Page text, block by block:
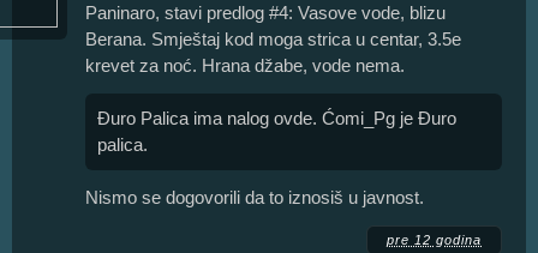
Paninaro, stavi predlog #4: Vasove vode, blizu
Berana. Smještaj kod moga strica u centar, 3.5e
krevet za noć. Hrana džabe, vode nema.
Đuro Palica ima nalog ovde. Ćomi_Pg je Đuro
palica.
Nismo se dogovorili da to iznosiš u javnost.
pre 12 godina